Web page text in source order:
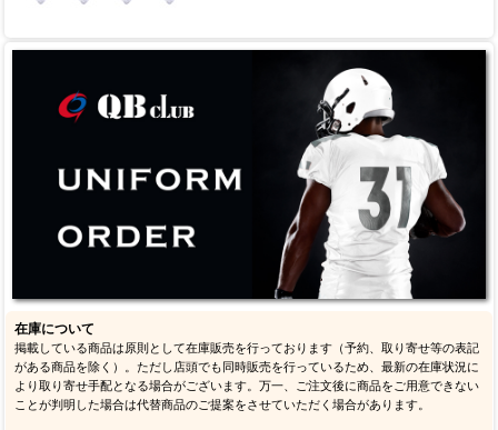
在庫について
掲載している商品は原則として在庫販売を行っております（予約、取り寄せ等の表記
がある商品を除く）。ただし店頭でも同時販売を行っているため、最新の在庫状況に
より取り寄せ手配となる場合がございます。万一、ご注文後に商品をご用意できない
ことが判明した場合は代替商品のご提案をさせていただく場合があります。